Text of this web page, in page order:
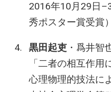
2016年10月29日
秀ポスター賞受賞
黒田起吏・爲井智
「二者の相互作用
心理物理的技法に